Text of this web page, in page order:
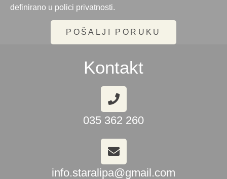
definirano u polici privatnosti.
POŠALJI PORUKU
Kontakt
035 362 260
info.staralipa@gmail.com